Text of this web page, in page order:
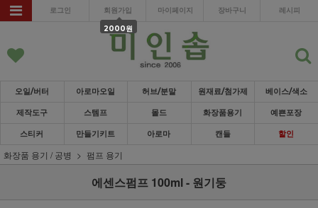
로그인 회원가입
2000원
마이페이지 장바구니 레시피
오일/버터 아로마오일 허브/분말 원재료/첨가제 베이스/색소
제작도구 스템프 몰드 화장품용기 예쁜포장
스티커 만들기키트 아로마 캔들 할인
화장품 용기 / 공병 펌프 용기
에센스펌프 100ml - 원기둥